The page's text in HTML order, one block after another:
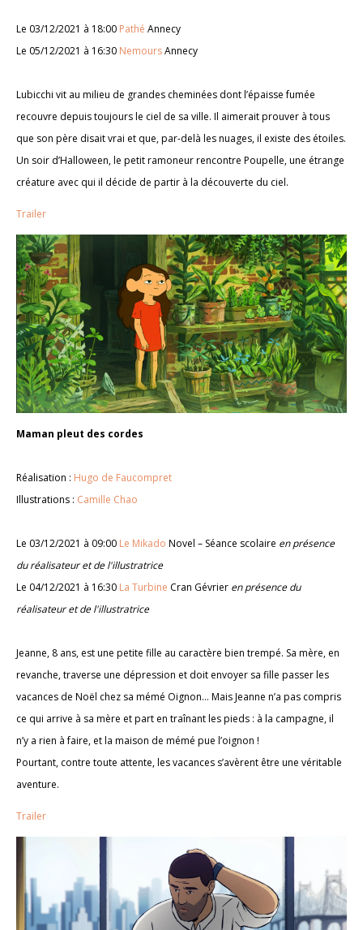
Le 03/12/2021 à 18:00 Pathé Annecy
Le 05/12/2021 à 16:30 NemoursAnnecy
Lubicchi vit au milieu de grandes cheminées dont l’épaisse fumée
recouvre depuis toujours le ciel de sa ville. Il aimerait prouver à tous
que son père disait vrai et que, par-delà les nuages, il existe des étoiles.
Un soir d’Halloween, le petit ramoneur rencontre Poupelle, une étrange
créature avec qui il décide de partir à la découverte du ciel.
Trailer
Maman pleut des cordes
Réalisation : Hugo de Faucompret
Illustrations : Camille Chao
Le 03/12/2021 à 09:00 Le Mikado Novel – Séance scolaire en présence
du réalisateur et de l'illustratrice
Le 04/12/2021 à 16:30 La Turbine Cran Gévrier en présence du
réalisateur et de l'illustratrice
Jeanne, 8 ans, est une petite fille au caractère bien trempé. Sa mère, en
revanche, traverse une dépression et doit envoyer sa fille passer les
vacances de Noël chez sa mémé Oignon… Mais Jeanne n’a pas compris
ce qui arrive à sa mère et part en traînant les pieds : à la campagne, il
n’y a rien à faire, et la maison de mémé pue l’oignon !
Pourtant, contre toute attente, les vacances s’avèrent être une véritable
aventure.
Trailer